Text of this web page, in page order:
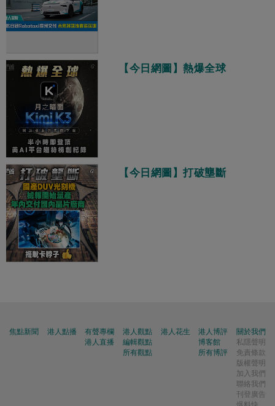
【今日網圖】熱爆全球
【今日網圖】打破壟斷
焦點新聞 港人點播
有聲專欄
港人直播
港人觀點
編輯觀點
所有觀點
港人花生
港人博評
博客館
所有博評
關於我們
私隱聲明
免責條款
版權聲明
加入我們
聯絡我們
刊登廣告